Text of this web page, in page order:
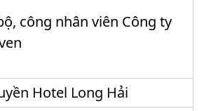
công nhân viên Công ty
Hotel Long Hải